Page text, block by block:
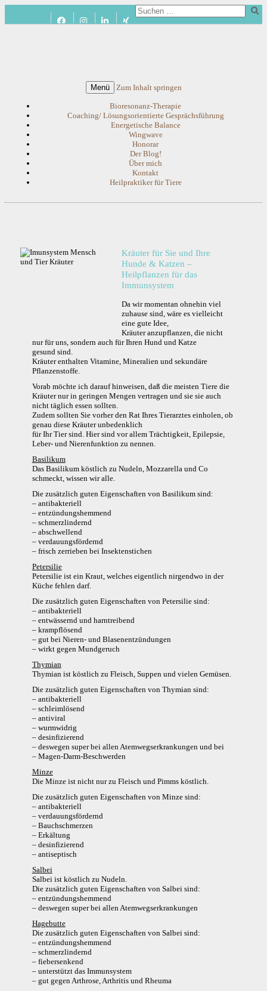
Menü Zum Inhalt springen
Bioresonanz-Therapie
Coaching/ Lösungsorientierte Gesprächsführung
Energetische Balance
Wingwave
Honorar
Der Blog!
Über mich
Kontakt
Heilpraktiker für Tiere
Kräuter für Sie und Ihre
Hunde & Katzen –
Heilpflanzen für das
Immunsystem
Da wir momentan ohnehin viel
zuhause sind, wäre es vielleicht
eine gute Idee,
Kräuter anzupflanzen, die nicht
nur für uns, sondern auch für Ihren Hund und Katze
gesund sind.
Kräuter enthalten Vitamine, Mineralien und sekundäre
Pflanzenstoffe.
Vorab möchte ich darauf hinweisen, daß die meisten Tiere die
Kräuter nur in geringen Mengen vertragen und sie sie auch
nicht täglich essen sollten.
Zudem sollten Sie vorher den Rat Ihres Tierarztes einholen, ob
genau diese Kräuter unbedenklich
für Ihr Tier sind. Hier sind vor allem Trächtigkeit, Epilepsie,
Leber- und Nierenfunktion zu nennen.
Basilikum
Das Basilikum köstlich zu Nudeln, Mozzarella und Co
schmeckt, wissen wir alle.
Die zusätzlich guten Eigenschaften von Basilikum sind:
– antibakteriell
– entzündungshemmend
– schmerzlindernd
– abschwellend
– verdauungsfördernd
– frisch zerrieben bei Insektenstichen
Petersilie
Petersilie ist ein Kraut, welches eigentlich nirgendwo in der
Küche fehlen darf.
Die zusätzlich guten Eigenschaften von Petersilie sind:
– antibakteriell
– entwässernd und harntreibend
– krampflösend
– gut bei Nieren- und Blasenentzündungen
– wirkt gegen Mundgeruch
Thymian
Thymian ist köstlich zu Fleisch, Suppen und vielen Gemüsen.
Die zusätzlich guten Eigenschaften von Thymian sind:
– antibakteriell
– schleimlösend
– antiviral
– wurmwidrig
– desinfizierend
– deswegen super bei allen Atemwegserkrankungen und bei
– Magen-Darm-Beschwerden
Minze
Die Minze ist nicht nur zu Fleisch und Pimms köstlich.
Die zusätzlich guten Eigenschaften von Minze sind:
– antibakteriell
– verdauungsfördernd
– Bauchschmerzen
– Erkältung
– desinfizierend
– antiseptisch
Salbei
Salbei ist köstlich zu Nudeln.
Die zusätzlich guten Eigenschaften von Salbei sind:
– entzündungshemmend
– deswegen super bei allen Atemwegserkrankungen
Hagebutte
Die zusätzlich guten Eigenschaften von Salbei sind:
– entzündungshemmend
– schmerzlindernd
– fiebersenkend
– unterstützt das Immunsystem
– gut gegen Arthrose, Arthritis und Rheuma